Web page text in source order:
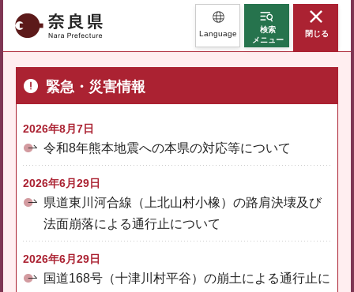
奈良県 Language
検索
メニュー
閉じる
緊急・災害情報
2026年8月7日
令和8年熊本地震への本県の対応等について
2026年6月29日
県道東川河合線（上北山村小橡）の路肩決壊及び
法面崩落による通行止について
2026年6月29日
国道168号（十津川村平谷）の崩土による通行止に